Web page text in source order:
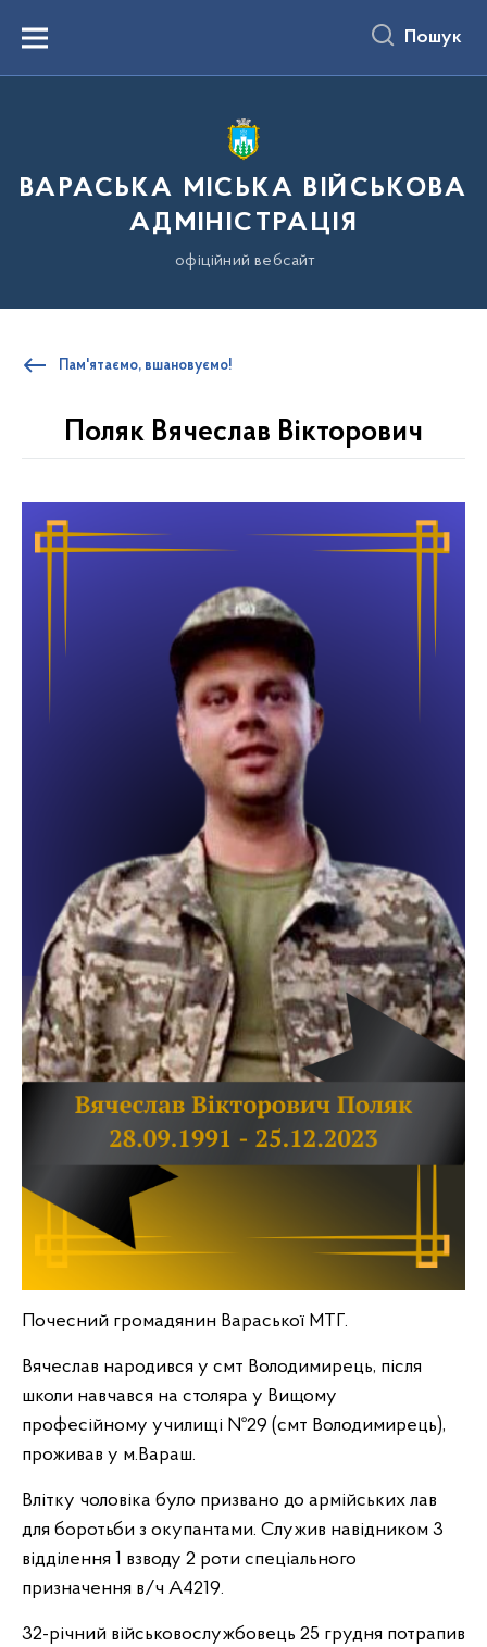
вмістуMenu Пошук
ВАРАСЬКА МІСЬКА ВІЙСЬКОВА
АДМІНІСТРАЦІЯ
офіційний вебсайт
Пам'ятаємо, вшановуємо!
Поляк Вячеслав Вікторович
Почесний громадянин Вараської МТГ.
Вячеслав народився у смт Володимирець, після
школи навчався на столяра у Вищому
професійному училищі №29 (смт Володимирець),
проживав у м.Вараш.
Влітку чоловіка було призвано до армійських лав
для боротьби з окупантами. Служив навідником 3
відділення 1 взводу 2 роти спеціального
призначення в/ч А4219.
32-річний військовослужбовець 25 грудня потрапив